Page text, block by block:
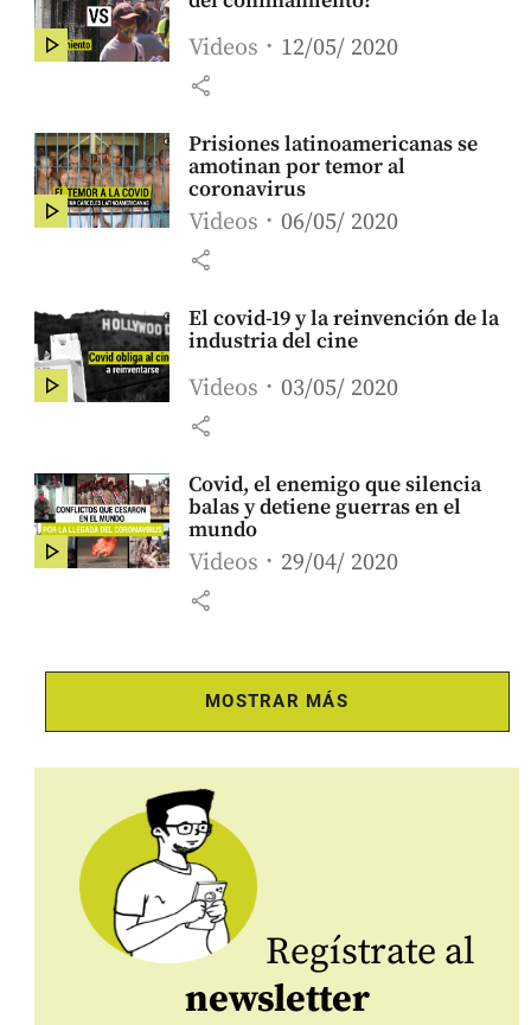
Videos 12/05/ 2020
share
Prisiones latinoamericanas se
amotinan por temor al
coronavirus
Videos 06/05/ 2020
share
El covid-19 y la reinvención de la
industria del cine
Videos 03/05/ 2020
share
Covid, el enemigo que silencia
balas y detiene guerras en el
mundo
Videos 29/04/ 2020
share
MOSTRAR MÁS
Regístrate al
newsletter